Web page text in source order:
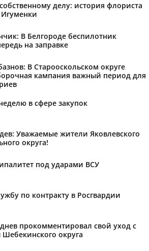
делу: история флориста
В Белгороде беспилотник
на заправке
В Старооскольском округе
кампания важный период для
в сфере закупок
Уважаемые жители Яковлевского
округа!
под ударами ВСУ
по контракту в Росгвардии
прокомментировал свой уход с
Шебекинского округа